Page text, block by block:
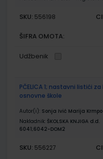
SKU: 556198
ŠIFRA OMOTA:
Udžbenik
PČELICA 1; nastavni listići
osnovne škole
Autor(i): Sonja Ivić Marija
Nakladnik: ŠKOLSKA KNJIGA d.d.
6041;6042-DOM2
SKU: 556227